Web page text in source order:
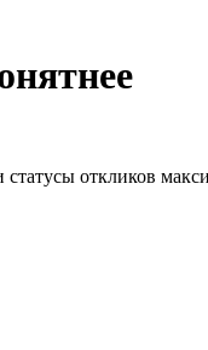
откликов